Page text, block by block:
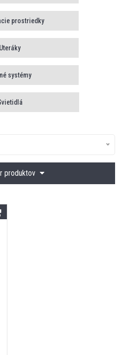
prostriedky
Uteráky
systémy
produktov